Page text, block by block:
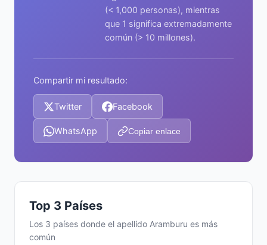
(< 1,000 personas), mientras
que 1 significa extremadamente
común (> 10 millones).
Compartir mi resultado:
Twitter Facebook
WhatsApp Copiar enlace
Top 3 Países
Los 3 países donde el apellido Aramburu es más
común